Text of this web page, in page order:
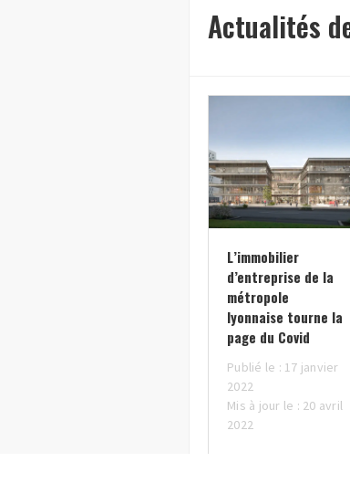
Actualités de
L’immobilier
d’entreprise de la
métropole
lyonnaise tourne la
page du Covid
Publié le : 17 janvier
2022
Mis à jour le : 20 avril
2022